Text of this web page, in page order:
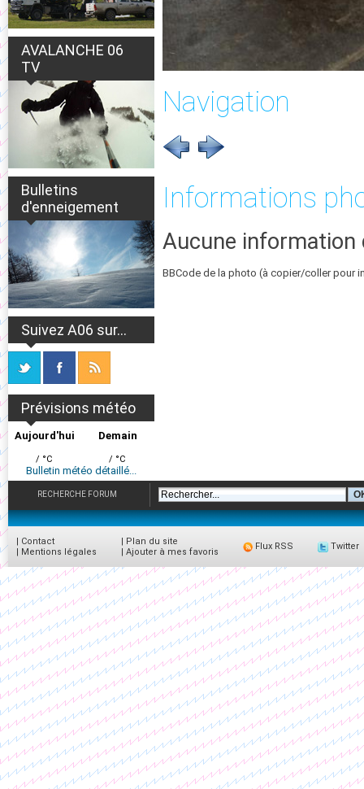
AVALANCHE 06
TV
Bulletins
d'enneigement
Suivez A06 sur...
Prévisions météo
Aujourd'hui
/ °C
Demain
/ °C
Bulletin météo détaillé...
Navigation
Informations
Aucune information
BBCode de la photo (à copier/coller pour
RECHERCHE FORUM
| Contact
| Mentions légales
| Plan du site
| Ajouter à mes favoris
Flux RSS Twitter